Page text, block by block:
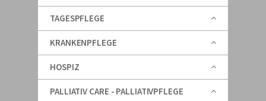
TAGESPFLEGE
KRANKENPFLEGE
HOSPIZ
PALLIATIV CARE - PALLIATIVPFLEGE